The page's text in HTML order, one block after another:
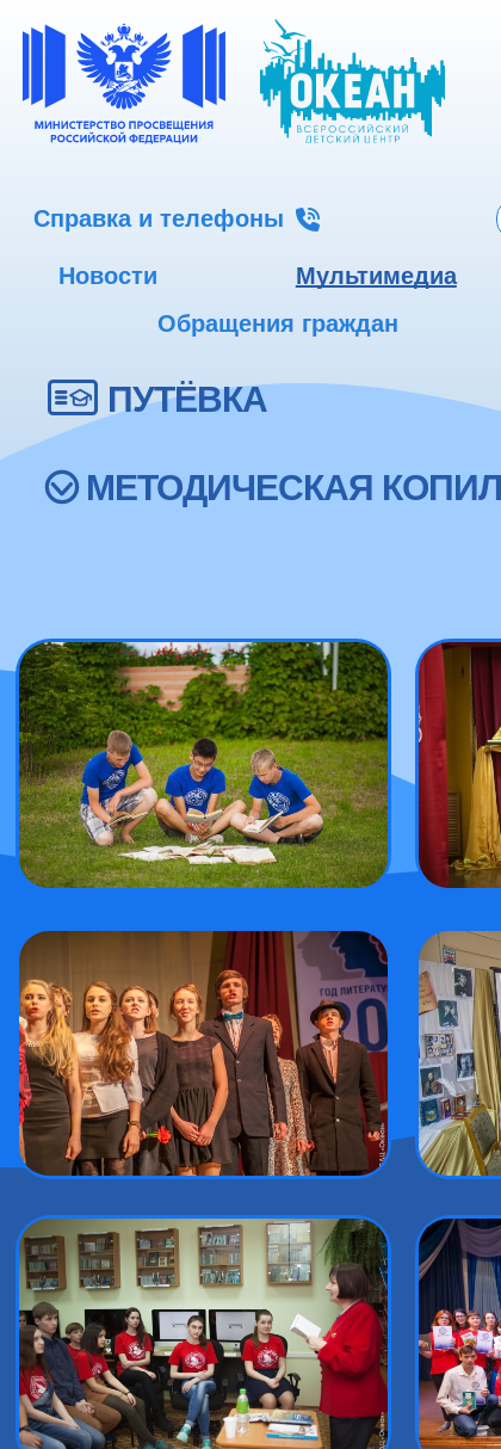
Справка и телефоны
Новости Мультимедиа
Обращения граждан
ПУТЁВКА
МЕТОДИЧЕСКАЯ